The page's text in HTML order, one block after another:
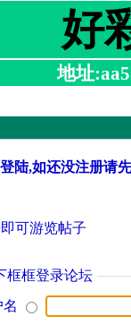
好
地址
陆,如还没注册请
可游览帖子
框框登录论坛
名